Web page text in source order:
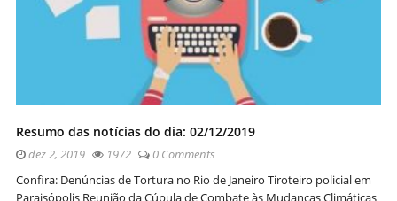
Resumo das notícias do dia: 02/12/2019
dez 2, 2019 1972
0 Comments
Confira: Denúncias de Tortura no Rio de Janeiro Tiroteiro policial em
Paraisópolis Reunião da Cúpula de Combate às Mudanças Climáticas